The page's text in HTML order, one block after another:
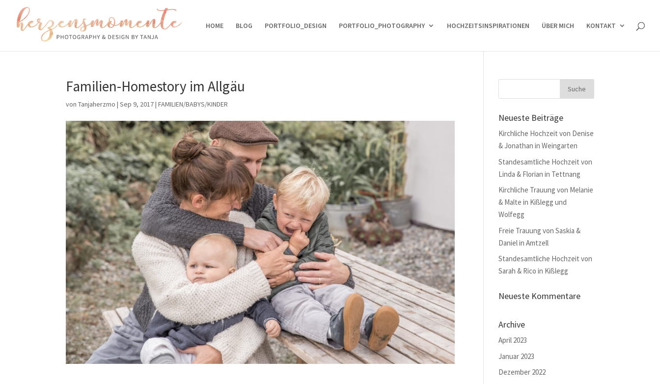
HOME BLOG PORTFOLIO_DESIGN PORTFOLIO_PHOTOGRAPHY HOCHZEITSINSPIRATIONEN ÜBER MICH KONTAKT
Familien-Homestory im Allgäu
vonTanjaherzmo |Sep 9, 2017|FAMILIEN/BABYS/KINDER
Neueste Beiträge
Kirchliche Hochzeit von Denise
& Jonathan in Weingarten
Standesamtliche Hochzeit von
Linda & Florian in Tettnang
Kirchliche Trauung von Melanie
& Malte in Kißlegg und
Wolfegg
Freie Trauung von Saskia &
Daniel in Amtzell
Standesamtliche Hochzeit von
Sarah & Rico in Kißlegg
Neueste Kommentare
Archive
April 2023
Januar 2023
Dezember 2022